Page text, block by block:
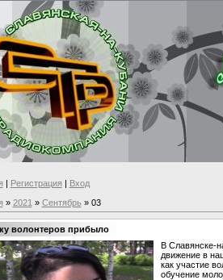
| Регистрация | Вход
» 2021 » Сентябрь » 03
волонтеров прибыло
В Славянске-
движение в
как участие
обучение